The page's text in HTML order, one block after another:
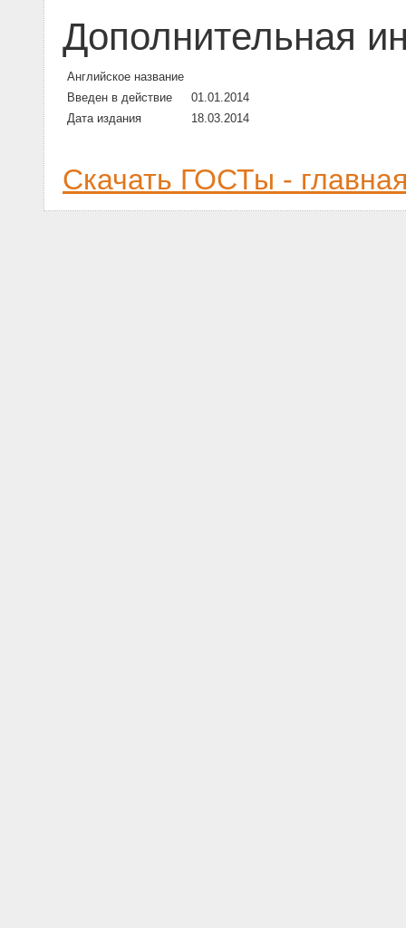
Дополнительная
Английское название
Введен в действие
01.01.2014
Дата издания
18.03.2014
Скачать ГОСТы -